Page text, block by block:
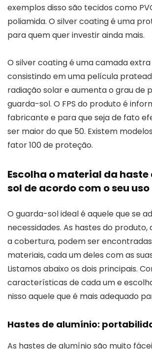
exemplos disso são tecidos como
poliamida. O silver coating é uma
para quem quer investir ainda mais.
O silver coating é uma camada
consistindo em uma película
radiação solar e aumenta o grau de
guarda-sol. O FPS do produto é
fabricante e para que seja de fato
ser maior do que 50. Existem
fator 100 de proteção.
Escolha o material da
sol de acordo com o seu uso
O guarda-sol ideal é aquele que se
necessidades. As hastes do
a cobertura, podem ser
materiais, cada um deles com as
Listamos abaixo os dois principais.
características de cada um e
nisso aquele que é mais adequado
Hastes de alumínio:
As hastes de alumínio são muito